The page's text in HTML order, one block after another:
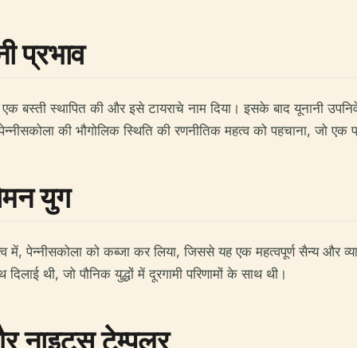
प्रभाव
बस्ती स्थापित की और इसे टायराचे नाम दिया। इसके बाद यूनानी
की भौगोलिक स्थिति की रणनीतिक महत्व को पहचाना, जो
युग
में, पेन्नीसकोला को कब्जा कर लिया, जिससे यह एक महत्वपूर्ण सैन्य और
थी, जो पौनिक युद्धों में दूरगामी परिणामों के साथ थी।